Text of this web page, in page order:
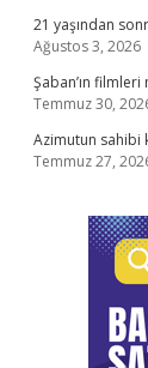
21 yaşından
Ağustos 3, 2026
Şaban’ın
Temmuz 30,
Azimutun sahibi
Temmuz 27,